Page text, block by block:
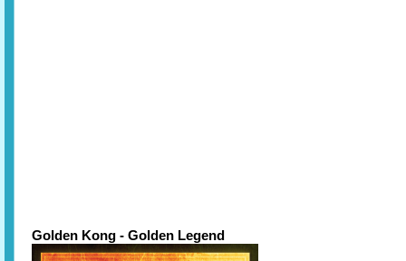
Golden Kong - Golden Legend